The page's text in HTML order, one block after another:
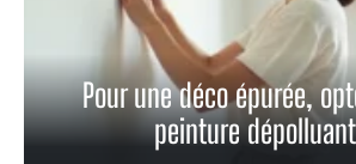
Pour une déco épurée,
peinture